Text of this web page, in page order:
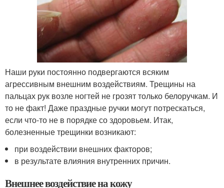
Наши руки постоянно подвергаются всяким
агрессивным внешним воздействиям. Трещины на
пальцах рук возле ногтей не грозят только белоручкам. И
то не факт! Даже праздные ручки могут потрескаться,
если что-то не в порядке со здоровьем. Итак,
болезненные трещинки возникают:
при воздействии внешних факторов;
в результате влияния внутренних причин.
Внешнее воздействие на кожу